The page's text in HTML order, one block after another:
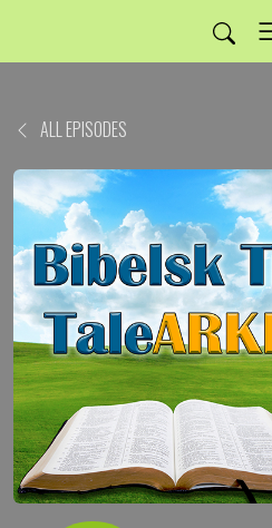
ALL EPISODES